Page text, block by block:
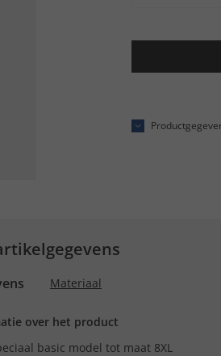
Materiaal
over het product
basic model tot maat 8XL